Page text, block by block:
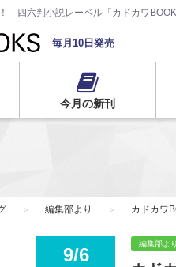
四六判小説レーベル「カドカワ
毎月10日発売
今月の新刊
編集部より カドカワ
9/6
編集部より